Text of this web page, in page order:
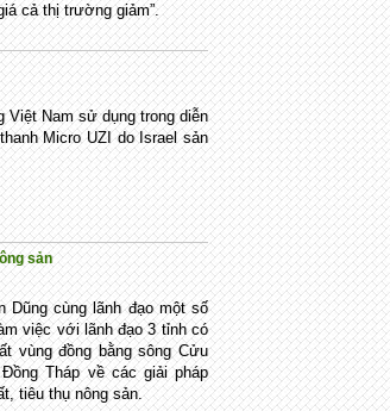
cả thị trường giảm”.
Việt Nam sử dụng trong diễn
Micro UZI do Israel sản
sản
Dũng cùng lãnh đạo một số
việc với lãnh đạo 3 tỉnh có
vùng đồng bằng sông Cửu
Tháp về các giải pháp
tiêu thụ nông sản.